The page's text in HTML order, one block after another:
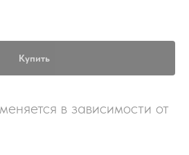
Купить
в зависимости от